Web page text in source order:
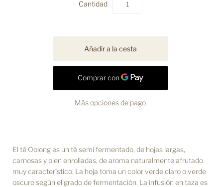
Cantidad
Más opciones de pago
El té Oolong es un té semi fermentado, de hojas largas,
carnosas y bien enrolladas, de aroma naturalmente afrutado
muy característico. La hoja toma un color verde claro o verde
oscuro según el grado de fermentación. La infusión en taza es